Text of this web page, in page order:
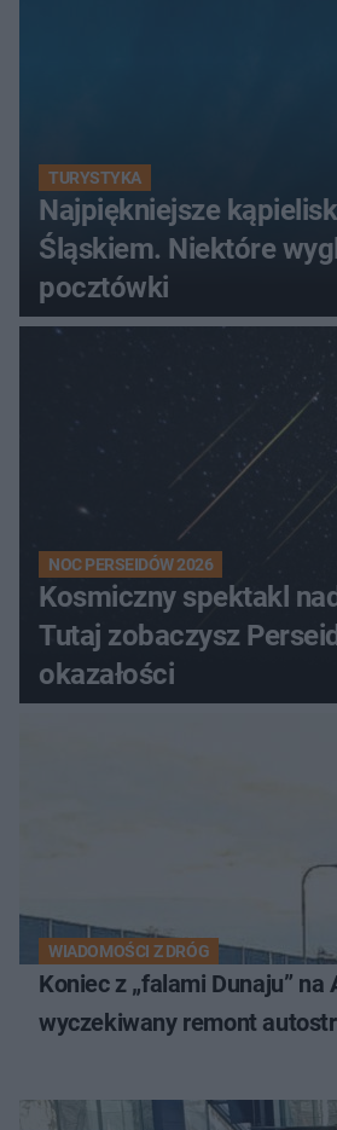
TURYSTYKA
Najpiękniejsze
Śląskiem. Niektóre
pocztówki
NOC PERSEIDÓW 2026
Kosmiczny spektakl
Tutaj zobaczysz
okazałości
WIADOMOŚCI Z DRÓG
Koniec z „falami Dunaju” na
wyczekiwany remont